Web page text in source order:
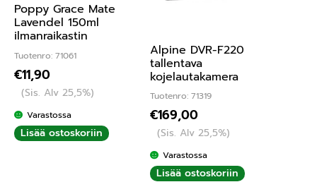
Poppy Grace Mate
Lavendel 150ml
ilmanraikastin
Tuotenro: 71061
€11,90
(Sis. Alv 25,5%)
Varastossa
Lisää ostoskoriin
Alpine DVR-F220
tallentava
kojelautakamera
Tuotenro: 71319
€169,00
(Sis. Alv 25,5%)
Varastossa
Lisää ostoskoriin